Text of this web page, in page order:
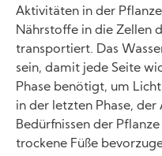
Aktivitäten in der
Nährstoffe in die Zellen
transportiert. Das
sein, damit jede Seite
Phase benötigt, um
in der letzten Phase, der
Bedürfnissen der
trockene Füße